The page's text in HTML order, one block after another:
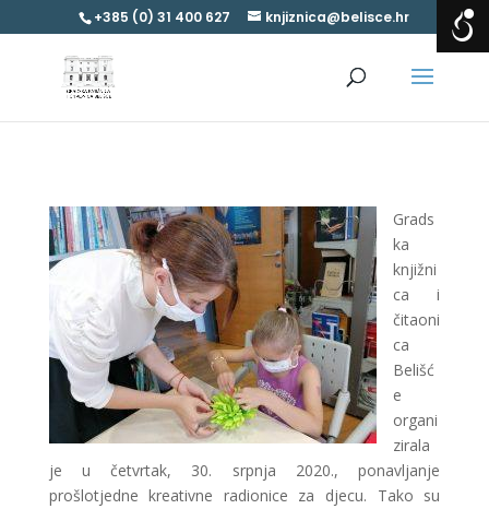
+385 (0) 31 400 627 knjiznica@belisce.hr
Grads
ka
knjižni
ca i
čitaoni
ca
Belišć
e
organi
zirala
je u četvrtak, 30. srpnja 2020., ponavljanje
prošlotjedne kreativne radionice za djecu. Tako su